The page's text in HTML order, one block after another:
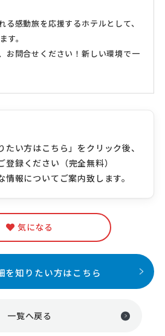
る感動旅を応援するホテルとして、
す。
お問合せください！新しい環境で一
い方はこちら」をクリック後、
録ください（完全無料）
報についてご案内致します。
気になる
を知りたい方はこちら
一覧へ戻る